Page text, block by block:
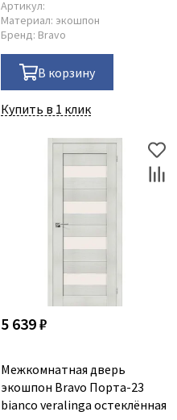
Артикул:
Материал: экошпон
Бренд: Bravo
В корзину
Купить в 1 клик
5 639 ₽
Межкомнатная дверь
экошпон Bravo Порта-23
bianco veralinga остеклённая